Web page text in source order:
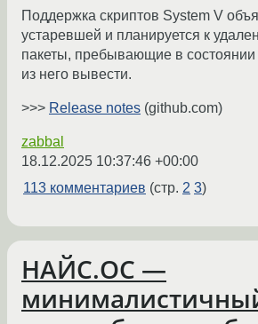
Поддержка скриптов System V
устаревшей и планируется к
пакеты, пребывающие в состоянии
из него вывести.
>>> Release notes (github.com)
zabbal
18.12.2025 10:37:46 +00:00
113 комментариев (стр. 2 3)
НАЙС.ОС —